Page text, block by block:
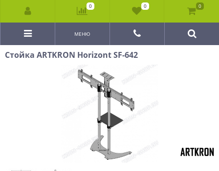
МЕНЮ
Стойка ARTKRON Horizont SF-642
0 0 0